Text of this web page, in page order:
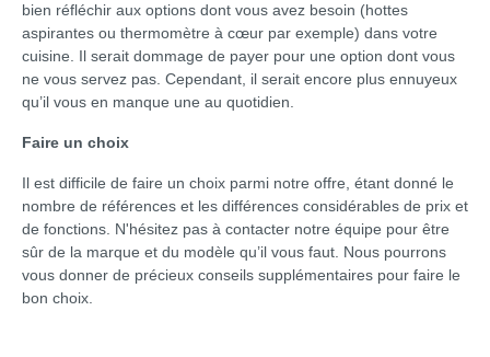
bien réfléchir aux options dont vous avez besoin (hottes
aspirantes ou thermomètre à cœur par exemple) dans votre
cuisine. Il serait dommage de payer pour une option dont vous
ne vous servez pas. Cependant, il serait encore plus ennuyeux
qu’il vous en manque une au quotidien.
Faire un choix
Il est difficile de faire un choix parmi notre offre, étant donné le
nombre de références et les différences considérables de prix et
de fonctions. N'hésitez pas à contacter notre équipe pour être
sûr de la marque et du modèle qu’il vous faut. Nous pourrons
vous donner de précieux conseils supplémentaires pour faire le
bon choix.